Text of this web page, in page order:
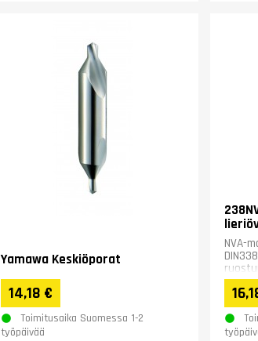
Yamawa Keskiöporat
14,18 €
Toimitusaika Suomessa 1-2
työpäivää
NVA-